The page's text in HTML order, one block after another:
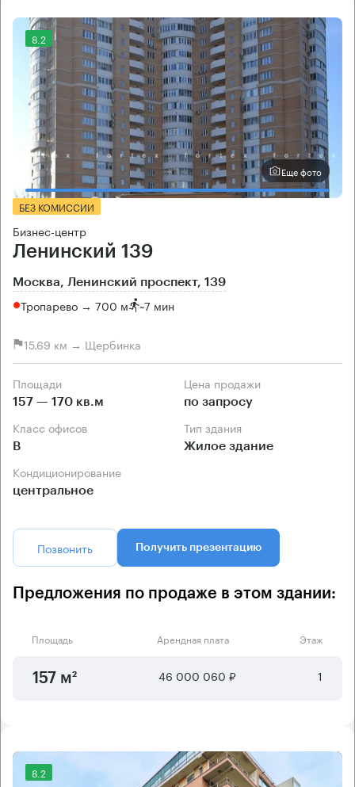
8.2
Еще фото
БЕЗ КОМИССИИ
Бизнес-центр
Ленинский 139
Москва, Ленинский проспект, 139
Тропарево → 700 м ~7 мин
15.69 км → Щербинка
Площади
157 — 170 кв.м
Цена продажи
по запросу
Класс офисов
B
Тип здания
Жилое здание
Кондиционирование
центральное
Позвонить Получить презентацию
Предложения по продаже в этом здании:
Площадь Арендная плата Этаж
157 м² 46 000 060 ₽ 1
8.2